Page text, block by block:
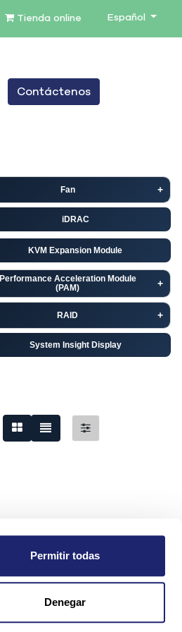
Permitir todas
Denegar
Tienda online Español
BLOG
Contáctenos
Fan
iDRAC
KVM Expansion Module
Performance Acceleration Module
(PAM)
RAID
System Insight Display